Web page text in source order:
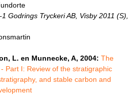
Godrings Tryckeri AB, Visby 2011 (S),
L. en Munnecke, A, 2004: The
Part I: Review of the stratigraphic
and stable carbon and